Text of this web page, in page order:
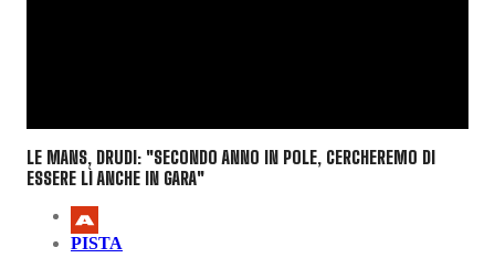
LE MANS, DRUDI: "SECONDO ANNO IN POLE, CERCHEREMO DI
ESSERE LÌ ANCHE IN GARA"
PISTA